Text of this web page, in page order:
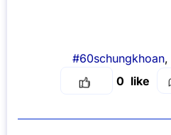
#60schungkhoan,
0